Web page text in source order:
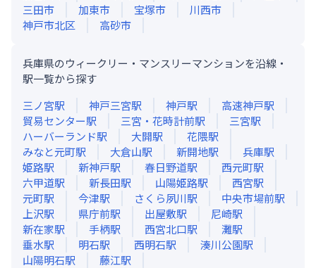
三田市
加東市 宝塚市
川西市
神戸市北区
高砂市
兵庫県のウィークリー・マンスリーマンションを沿線・
駅一覧から探す
三ノ宮駅 神戸三宮駅 神戸駅 高速神戸駅
貿易センター駅 三宮・花時計前駅 三宮駅
ハーバーランド駅 大開駅 花隈駅
みなと元町駅 大倉山駅 新開地駅 兵庫駅
姫路駅 新神戸駅 春日野道駅 西元町駅
六甲道駅 新長田駅 山陽姫路駅 西宮駅
元町駅 今津駅 さくら夙川駅 中央市場前駅
上沢駅 県庁前駅 出屋敷駅 尼崎駅
新在家駅 手柄駅 西宮北口駅 灘駅
垂水駅 明石駅 西明石駅 湊川公園駅
山陽明石駅 藤江駅